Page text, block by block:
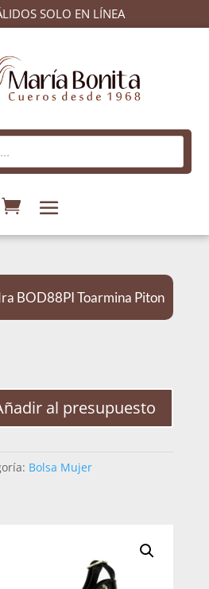
SOLO EN LÍNEA
BOD88PI Toarmina Piton
al presupuesto
Bolsa Mujer